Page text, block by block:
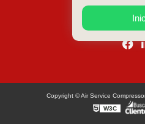
Mapa
Copyright © Air Service
W3C